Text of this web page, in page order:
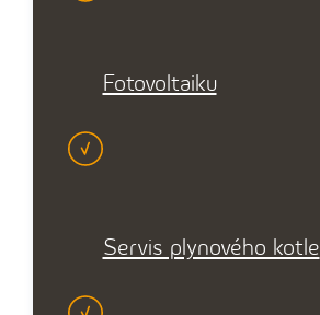
Fotovoltaiku
Servis plynového kotle